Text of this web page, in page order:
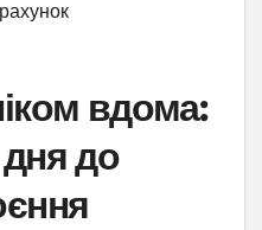
вдома:
до